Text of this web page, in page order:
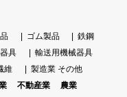
ゴム製品
鉄鋼
具
輸送用機械器具
維
製造業 その他
不動産業 農業